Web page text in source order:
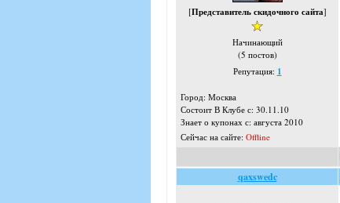
[Представитель скидочного сайта]
Начинающий
(5 постов)
Репутация: 1
Город: Москва
Состоит В Клубе с: 30.11.10
Знает о купонах с: августа 2010
Сейчас на сайте: Offline
qaxswedc